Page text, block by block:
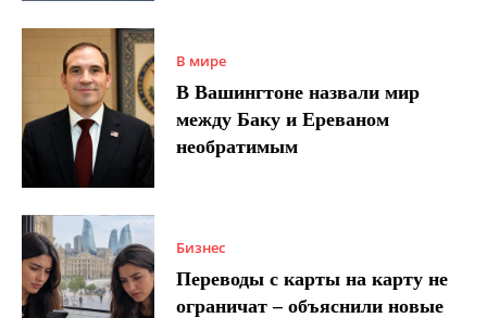
В мире
В Вашингтоне назвали мир
между Баку и Ереваном
необратимым
Бизнес
Переводы с карты на карту не
ограничат – объяснили новые